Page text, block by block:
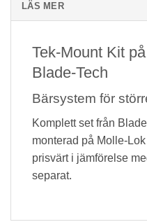
LÄS MER
Tek-Mount Kit
Blade-Tech
Bärsystem för
Komplett set från
monterad på Molle-
prisvärt i jämförelse
separat.